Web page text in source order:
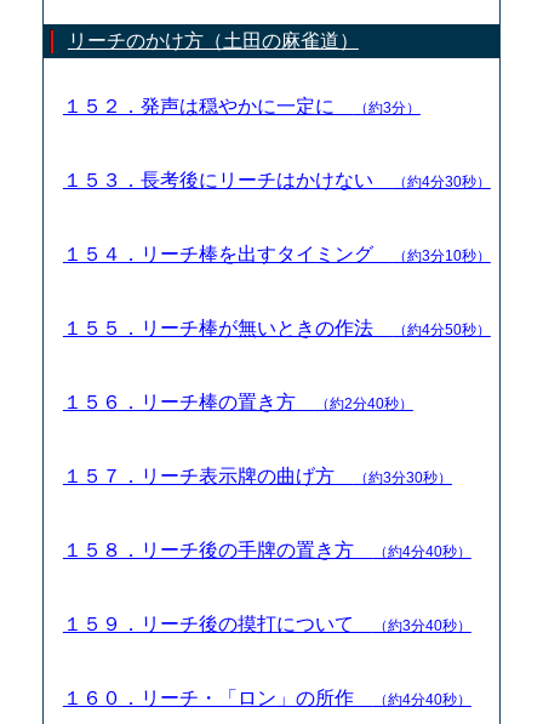
リーチのかけ方（土田の麻雀道）
１５２．発声は穏やかに一定に （約3分）
１５３．長考後にリーチはかけない （約4分30秒）
１５４．リーチ棒を出すタイミング （約3分10秒）
１５５．リーチ棒が無いときの作法 （約4分50秒）
１５６．リーチ棒の置き方 （約2分40秒）
１５７．リーチ表示牌の曲げ方 （約3分30秒）
１５８．リーチ後の手牌の置き方 （約4分40秒）
１５９．リーチ後の摸打について （約3分40秒）
１６０．リーチ・「ロン」の所作 （約4分40秒）